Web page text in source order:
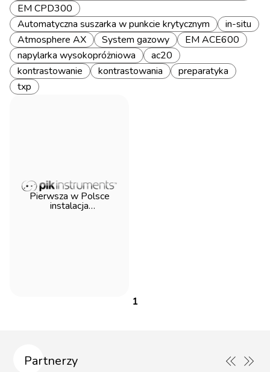
EM CPD300
Automatyczna suszarka w punkcie krytycznym
in-situ
Atmosphere AX
System gazowy
EM ACE600
napylarka wysokopróżniowa
ac20
kontrastowanie
kontrastowania
preparatyka
txp
Pierwsza w Polsce
instalacja
1
Partnerzy